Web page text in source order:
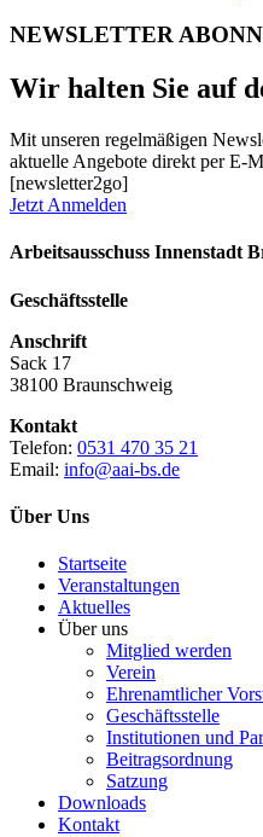
NEWSLETTER
Wir halten Sie auf
Mit unseren regelmäßigen
aktuelle Angebote direkt per E-
[newsletter2go]
Jetzt Anmelden
Arbeitsausschuss Innenstadt
Geschäftsstelle
Anschrift
Sack 17
38100 Braunschweig
Kontakt
Telefon: 0531 470 35 21
Email: info@aai-bs.de
Über Uns
Startseite
Veranstaltungen
Aktuelles
Über uns
Mitglied werden
Verein
Ehrenamtlicher
Geschäftsstelle
Institutionen und
Beitragsordnung
Satzung
Downloads
Kontakt